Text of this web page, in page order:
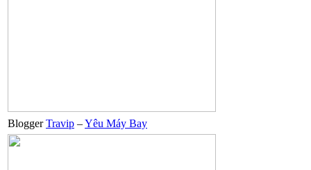
BloggerTravip –Yêu Máy Bay